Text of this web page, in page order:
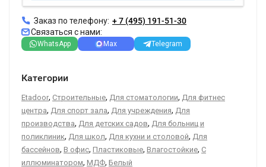
Заказ по телефону: + 7 (495) 191-51-30
Связаться с нами:
WhatsApp Max Telegram
Категории
Etadoor, Строительные, Для стоматологии, Для фитнес
центра, Для спорт зала, Для учреждения, Для
производства, Для детских садов, Для больниц и
поликлиник, Для школ, Для кухни и столовой, Для
бассейнов, В офис, Пластиковые, Влагостойкие, С
иллюминатором, МДФ, Белый